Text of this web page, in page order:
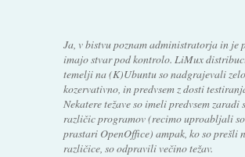
Ja, v bistvu poznam administratorja in je
imajo stvar pod kontrolo. LiMux
temelji na (K)Ubuntu so nadgrajevali zelo
kozervativno, in predvsem z dosti
Nekatere težave so imeli predvsem zaradi
različic programov (recimo uproabljali so
prastari OpenOffice) ampak, ko so prešli
različice, so odpravili večino težav.